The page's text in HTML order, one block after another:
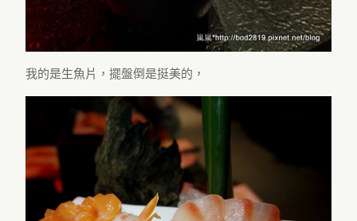
我的是生魚片，擺盤倒是挺美的，